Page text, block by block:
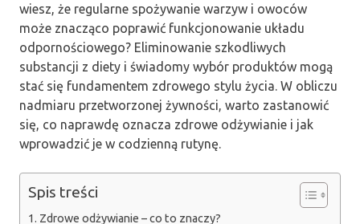
wiesz, że regularne spożywanie warzyw i owoców
może znacząco poprawić funkcjonowanie układu
odpornościowego? Eliminowanie szkodliwych
substancji z diety i świadomy wybór produktów mogą
stać się fundamentem zdrowego stylu życia. W obliczu
nadmiaru przetworzonej żywności, warto zastanowić
się, co naprawdę oznacza zdrowe odżywianie i jak
wprowadzić je w codzienną rutynę.
Spis treści
Zdrowe odżywianie – co to znaczy?